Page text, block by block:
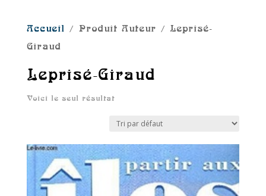
Accueil / Produit Auteur / Leprisé-
Giraud
Leprisé-Giraud
Voici le seul résultat